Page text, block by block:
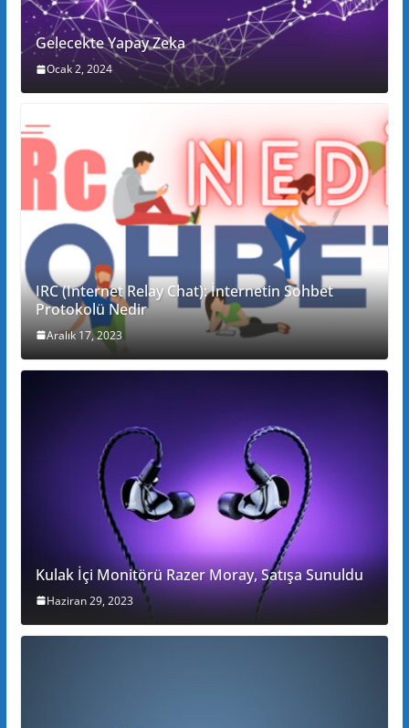
Gelecekte Yapay Zeka
Ocak 2, 2024
IRC (Internet Relay Chat): İnternetin Sohbet
Protokolü Nedir
Aralık 17, 2023
Kulak İçi Monitörü Razer Moray, Satışa Sunuldu
Haziran 29, 2023